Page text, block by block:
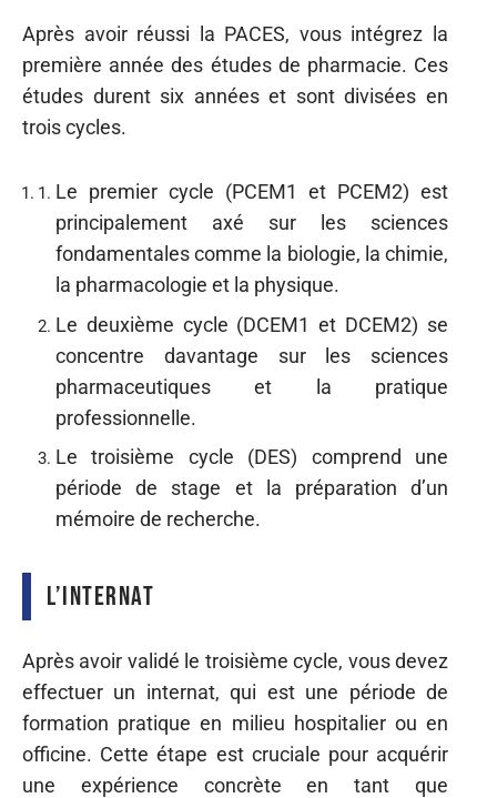
Après avoir réussi la PACES, vous intégrez la
première année des études de pharmacie. Ces
études durent six années et sont divisées en
trois cycles.
Le premier cycle (PCEM1 et PCEM2) est
principalement axé sur les sciences
fondamentales comme la biologie, la chimie,
la pharmacologie et la physique.
Le deuxième cycle (DCEM1 et DCEM2) se
concentre davantage sur les sciences
pharmaceutiques et la pratique
professionnelle.
Le troisième cycle (DES) comprend une
période de stage et la préparation d’un
mémoire de recherche.
L’internat
Après avoir validé le troisième cycle, vous devez
effectuer un internat, qui est une période de
formation pratique en milieu hospitalier ou en
officine. Cette étape est cruciale pour acquérir
une expérience concrète en tant que